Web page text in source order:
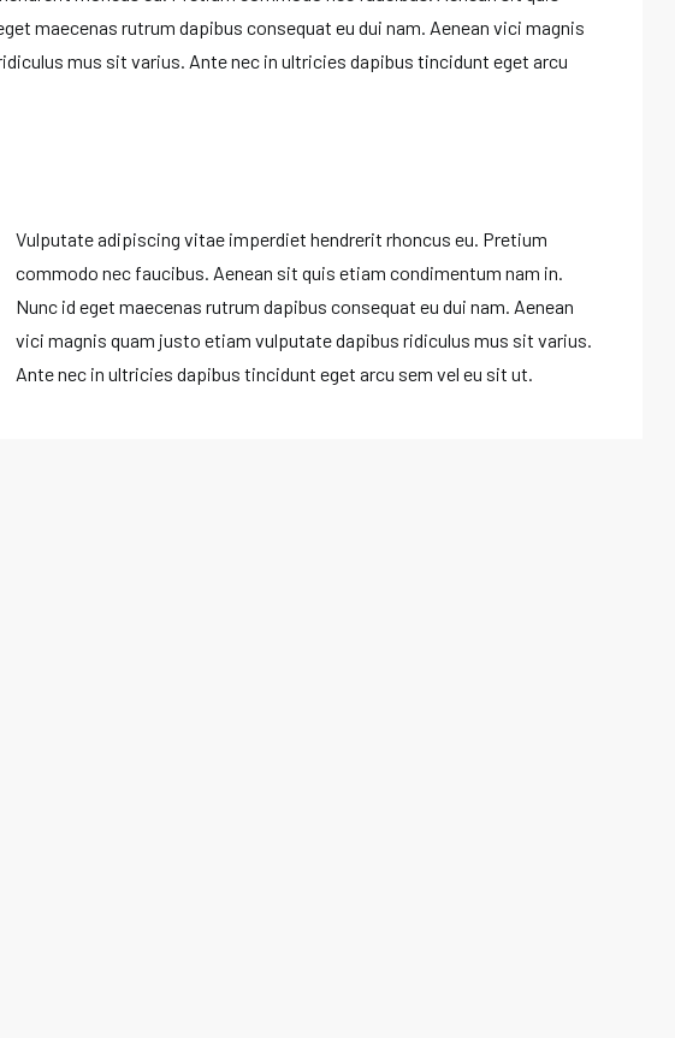
maecenas rutrum dapibus consequat eu dui nam. Aenean vici magnis
mus sit varius. Ante nec in ultricies dapibus tincidunt eget arcu
Vulputate adipiscing vitae imperdiet hendrerit rhoncus eu. Pretium
commodo nec faucibus. Aenean sit quis etiam condimentum nam in.
Nunc id eget maecenas rutrum dapibus consequat eu dui nam. Aenean
vici magnis quam justo etiam vulputate dapibus ridiculus mus sit varius.
Ante nec in ultricies dapibus tincidunt eget arcu sem vel eu sit ut.